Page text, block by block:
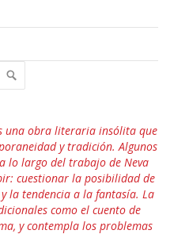
una obra literaria insólita que
y tradición. Algunos
lo largo del trabajo de Neva
cuestionar la posibilidad de
la tendencia a la fantasía. La
como el cuento de
y ​​contempla los problemas